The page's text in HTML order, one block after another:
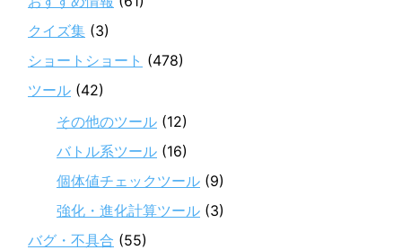
クイズ集 (3)
ショートショート (478)
ツール (42)
その他のツール (12)
バトル系ツール (16)
個体値チェックツール (9)
強化・進化計算ツール (3)
バグ・不具合 (55)